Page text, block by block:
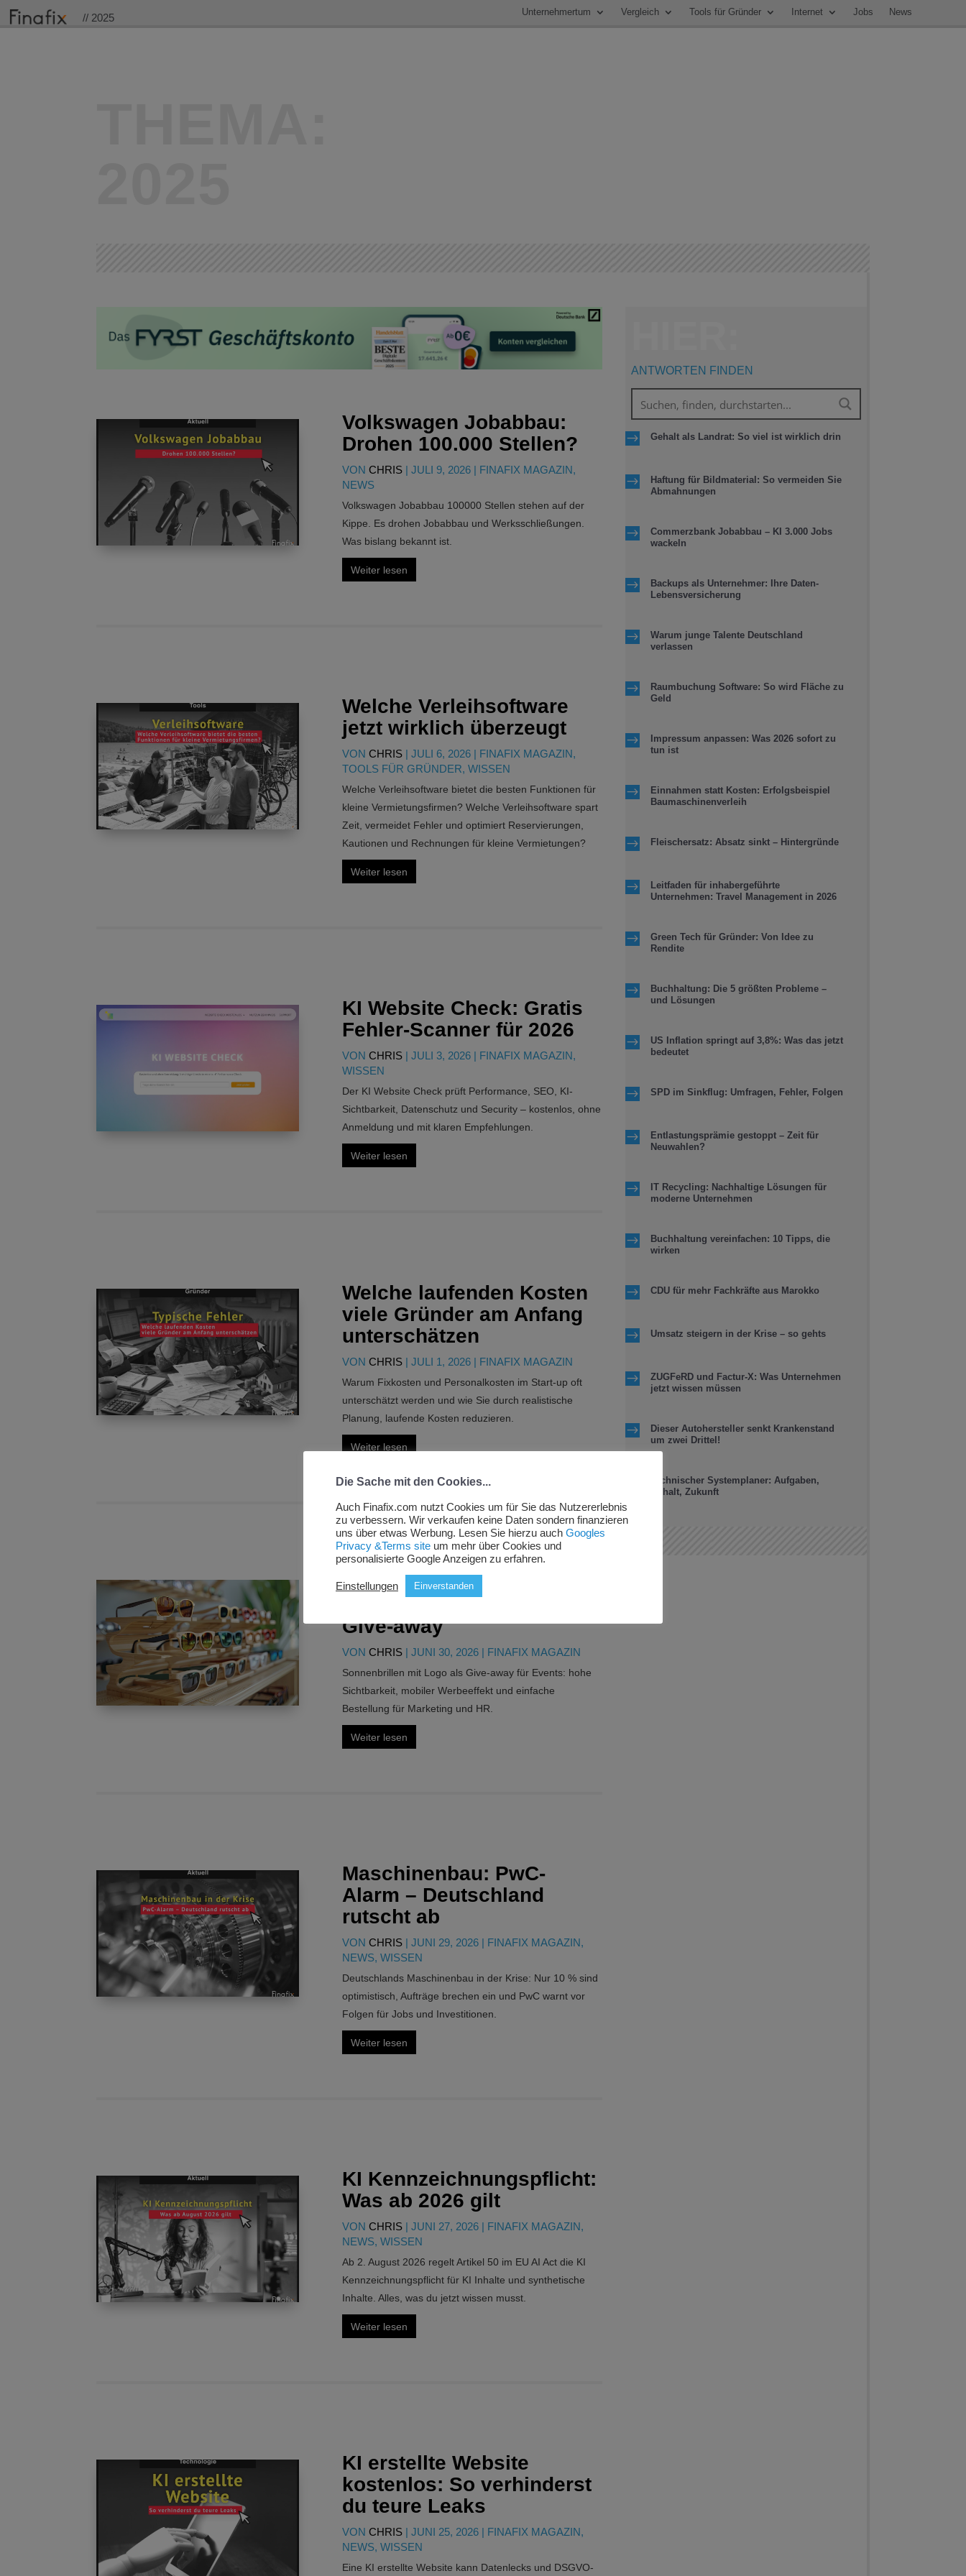
// 2025 Unternehmertum Vergleich Tools für Gründer Internet Jobs News
Volkswagen Jobabbau:
Drohen 100.000 Stellen?
VON CHRIS| JULI 9, 2026| FINAFIX MAGAZIN,
NEWS
Volkswagen Jobabbau 100000 Stellen stehen auf der
Kippe. Es drohen Jobabbau und Werksschließungen.
Was bislang bekannt ist.
Weiter lesen
Welche Verleihsoftware
jetzt wirklich überzeugt
VON CHRIS| JULI 6, 2026| FINAFIX MAGAZIN,
TOOLS FÜR GRÜNDER, WISSEN
Welche Verleihsoftware bietet die besten Funktionen für
kleine Vermietungsfirmen? Welche Verleihsoftware spart
Zeit, vermeidet Fehler und optimiert Reservierungen,
Kautionen und Rechnungen für kleine Vermietungen?
Weiter lesen
KI Website Check: Gratis
Fehler-Scanner für 2026
VON CHRIS| JULI 3, 2026| FINAFIX MAGAZIN,
WISSEN
Der KI Website Check prüft Performance, SEO, KI-
Sichtbarkeit, Datenschutz und Security – kostenlos, ohne
Anmeldung und mit klaren Empfehlungen.
Weiter lesen
Welche laufenden Kosten
viele Gründer am Anfang
unterschätzen
VON CHRIS| JULI 1, 2026| FINAFIX MAGAZIN
Warum Fixkosten und Personalkosten im Start-up oft
unterschätzt werden und wie Sie durch realistische
Planung, laufende Kosten reduzieren.
Weiter lesen
Sonnenbrillen mit Logo:
das attraktive Sommer-
Give-away
VON CHRIS| JUNI 30, 2026| FINAFIX MAGAZIN
Sonnenbrillen mit Logo als Give-away für Events: hohe
Sichtbarkeit, mobiler Werbeeffekt und einfache
Bestellung für Marketing und HR.
Weiter lesen
Maschinenbau: PwC-
Alarm – Deutschland
rutscht ab
VON CHRIS| JUNI 29, 2026| FINAFIX MAGAZIN,
NEWS, WISSEN
Deutschlands Maschinenbau in der Krise: Nur 10 % sind
optimistisch, Aufträge brechen ein und PwC warnt vor
Folgen für Jobs und Investitionen.
Weiter lesen
KI Kennzeichnungspflicht:
Was ab 2026 gilt
VON CHRIS| JUNI 27, 2026| FINAFIX MAGAZIN,
NEWS, WISSEN
Ab 2. August 2026 regelt Artikel 50 im EU AI Act die KI
Kennzeichnungspflicht für KI Inhalte und synthetische
Inhalte. Alles, was du jetzt wissen musst.
Weiter lesen
KI erstellte Website
kostenlos: So verhinderst
du teure Leaks
VON CHRIS| JUNI 25, 2026| FINAFIX MAGAZIN,
NEWS, WISSEN
Eine KI erstellte Website kann Datenlecks und DSGVO-
ANTWORTEN FINDEN
$ Gehalt als Landrat: So viel ist wirklich drin
$
Haftung für Bildmaterial: So vermeiden Sie
Abmahnungen
$
Commerzbank Jobabbau – KI 3.000 Jobs
wackeln
$
Backups als Unternehmer: Ihre Daten-
Lebensversicherung
$
Warum junge Talente Deutschland
verlassen
$
Raumbuchung Software: So wird Fläche zu
Geld
$
Impressum anpassen: Was 2026 sofort zu
tun ist
$
Einnahmen statt Kosten: Erfolgsbeispiel
Baumaschinenverleih
$ Fleischersatz: Absatz sinkt – Hintergründe
$
Leitfaden für inhabergeführte
Unternehmen: Travel Management in 2026
$
Green Tech für Gründer: Von Idee zu
Rendite
$
Buchhaltung: Die 5 größten Probleme –
und Lösungen
$
US Inflation springt auf 3,8%: Was das jetzt
bedeutet
$ SPD im Sinkflug: Umfragen, Fehler, Folgen
$
Entlastungsprämie gestoppt – Zeit für
Neuwahlen?
$
IT Recycling: Nachhaltige Lösungen für
moderne Unternehmen
$
Buchhaltung vereinfachen: 10 Tipps, die
wirken
$ CDU für mehr Fachkräfte aus Marokko
$ Umsatz steigern in der Krise – so gehts
$
ZUGFeRD und Factur-X: Was Unternehmen
jetzt wissen müssen
$
Dieser Autohersteller senkt Krankenstand
um zwei Drittel!
Technischer Systemplaner: Aufgaben,
Gehalt, Zukunft
Die Sache mit den Cookies...
Auch Finafix.com nutzt Cookies um für Sie das Nutzererlebnis
zu verbessern. Wir verkaufen keine Daten sondern finanzieren
uns über etwas Werbung. Lesen Sie hierzu auch Googles
Privacy &Terms site um mehr über Cookies und
personalisierte Google Anzeigen zu erfahren.
Einstellungen Einverstanden